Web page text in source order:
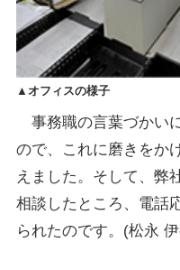
▲オフィスの様子
事務職の言葉づかい
ので、これに磨きをか
えました。そして、弊
相談したところ、電話
られたのです。(松永